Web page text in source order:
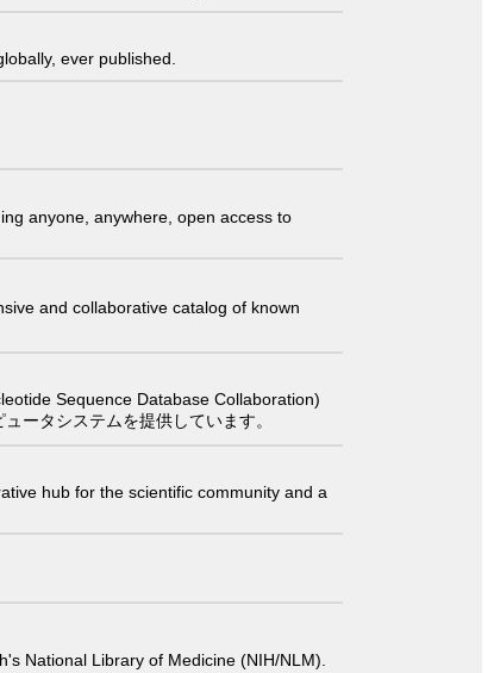
ever published.
anyone, anywhere, open access to
and collaborative catalog of known
Sequence Database Collaboration)
ータシステムを提供しています。
hub for the scientific community and a
National Library of Medicine (NIH/NLM).